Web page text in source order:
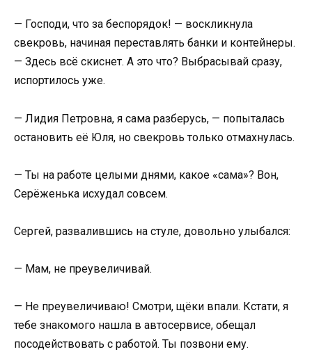
— Господи, что за беспорядок! — воскликнула
свекровь, начиная переставлять банки и контейнеры.
— Здесь всё скиснет. А это что? Выбрасывай сразу,
испортилось уже.
— Лидия Петровна, я сама разберусь, — попыталась
остановить её Юля, но свекровь только отмахнулась.
— Ты на работе целыми днями, какое «сама»? Вон,
Серёженька исхудал совсем.
Сергей, развалившись на стуле, довольно улыбался:
— Мам, не преувеличивай.
— Не преувеличиваю! Смотри, щёки впали. Кстати, я
тебе знакомого нашла в автосервисе, обещал
посодействовать с работой. Ты позвони ему.